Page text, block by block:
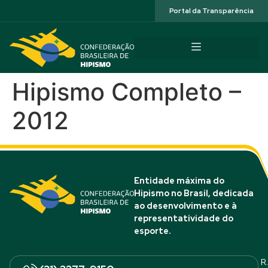
Portal da Transparência
Hipismo Completo –
2012
Entidade máxima do
Hipismo no Brasil, dedicada
ao desenvolvimento e à
representatividade do
esporte.
R.